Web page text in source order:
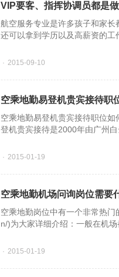
VIP要客、指挥协调员都是
航空服务专业是许多孩子和家长
还可以拿到学历以及高薪资的工
2015-09-10
空乘地勤易登机贵宾接待职
空乘地勤易登机贵宾接待职位
登机贵宾接待是2000年由广州
2015-01-19
空乘地勤机场问询岗位需要
空乘地勤岗位中有一个非常热
n/)为大家详细介绍：一般在机
2015-01-19